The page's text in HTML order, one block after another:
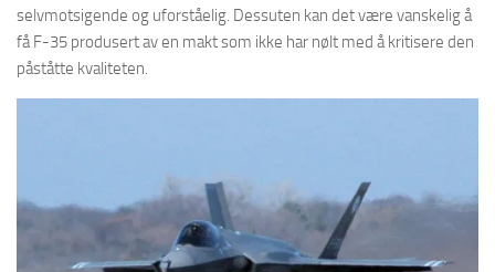
selvmotsigende og uforståelig. Dessuten kan det være vanskelig å
få F-35 produsert av en makt som ikke har nølt med å kritisere den
påståtte kvaliteten.